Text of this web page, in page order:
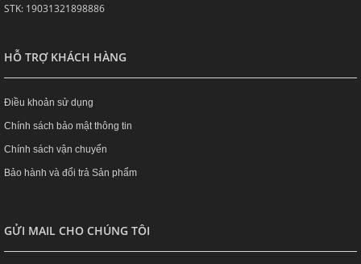
STK: 19031321898886
HỖ TRỢ KHÁCH HÀNG
Điều khoản sử dụng
Chính sách bảo mật thông tin
Chính sách vận chuyển
Bảo hành và đổi trả Sản phẩm
GỬI MAIL CHO CHÚNG TÔI